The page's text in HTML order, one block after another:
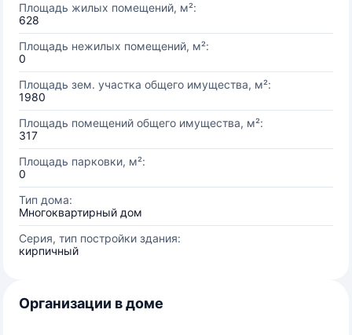
Площадь жилых помещений, м²:
628
Площадь нежилых помещений, м²:
0
Площадь зем. участка общего имущества, м²:
1980
Площадь помещений общего имущества, м²:
317
Площадь парковки, м²:
0
Тип дома:
Многоквартирный дом
Серия, тип постройки здания:
кирпичный
Организации в доме